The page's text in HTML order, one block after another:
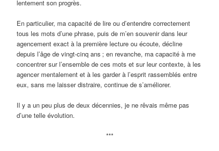
lentement son progrès.
En particulier, ma capacité de lire ou d’entendre correctement
tous les mots d’une phrase, puis de m’en souvenir dans leur
agencement exact à la première lecture ou écoute, décline
depuis l’âge de vingt-cinq ans ; en revanche, ma capacité à me
concentrer sur l’ensemble de ces mots et sur leur contexte, à les
agencer mentalement et à les garder à l’esprit rassemblés entre
eux, sans me laisser distraire, continue de s’améliorer.
Il y a un peu plus de deux décennies, je ne rêvais même pas
d’une telle évolution.
***